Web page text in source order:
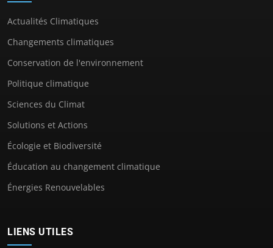
Actualités Climatiques
Changements climatiques
Conservation de l'environnement
Politique climatique
Sciences du Climat
Solutions et Actions
Écologie et Biodiversité
Éducation au changement climatique
Énergies Renouvelables
LIENS UTILES